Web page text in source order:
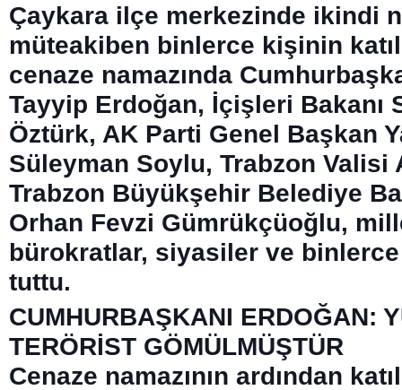
Çaykara ilçe merkezinde ikindi
müteakiben binlerce kişinin
cenaze namazında
Tayyip Erdoğan, İçişleri Bakanı
Öztürk, AK Parti Genel Başkan
Süleyman Soylu, Trabzon Valisi
Trabzon Büyükşehir Belediye
Orhan Fevzi Gümrükçüoğlu,
bürokratlar, siyasiler ve
tuttu.
CUMHURBAŞKANI ERDOĞAN:
TERÖRİST GÖMÜLMÜŞTÜR
Cenaze namazının ardından